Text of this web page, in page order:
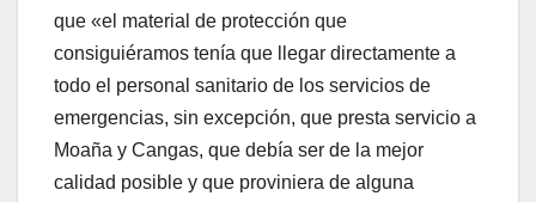
que «el material de protección que
consiguiéramos tenía que llegar directamente a
todo el personal sanitario de los servicios de
emergencias, sin excepción, que presta servicio a
Moaña y Cangas, que debía ser de la mejor
calidad posible y que proviniera de alguna